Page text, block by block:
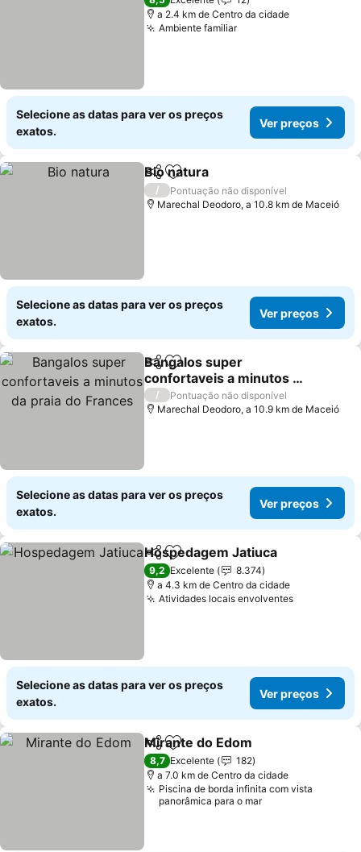
a 2.4 km de Centro da cidade
Ambiente familiarVer preços
Selecione as datas para ver os preços
exatos.
Ver preços
PartilharAdicionar aos favoritos
Bio natura
/
Pontuação não disponível
Marechal Deodoro, a 10.8 km de Maceió
Selecione as datas para ver os preços
exatos.
Ver preços
PartilharAdicionar aos favoritos
Bangalos super
confortaveis a minutos da
praia do Frances
Ver preços
/
Pontuação não disponível
Marechal Deodoro, a 10.9 km de Maceió
Selecione as datas para ver os preços
exatos.
Ver preços
PartilharAdicionar aos favoritos
Hospedagem Jatiuca
9,2 Excelente
8.374
a 4.3 km de Centro da cidade
Atividades locais envolventesVer preços
Selecione as datas para ver os preços
exatos.
Ver preços
PartilharAdicionar aos favoritos
Mirante do Edom
8,7 Excelente
182
a 7.0 km de Centro da cidade
Piscina de borda infinita com vista
panorâmica para o mar